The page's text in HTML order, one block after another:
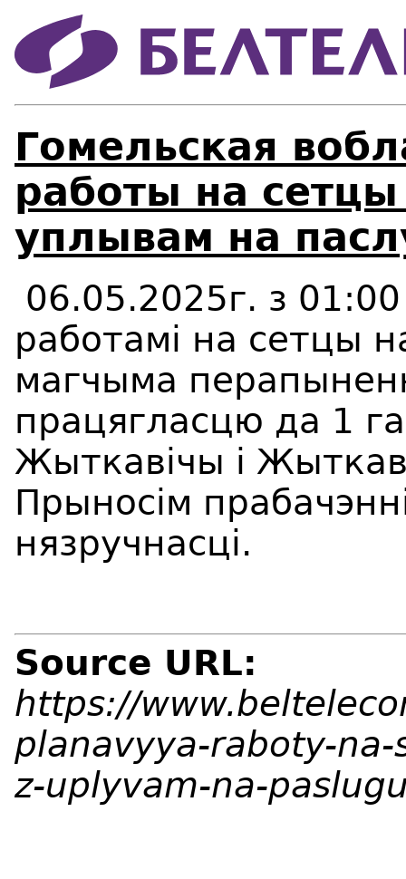
Гомельская
работы на
уплывам на
06.05.2025г. з
работамi на сетцы
магчыма
працягласцю да 1
Жыткавічы і
Прыносім
нязручнасці.
Source URL:
https://
planavyya-raboty-
z-uplyvam-na-